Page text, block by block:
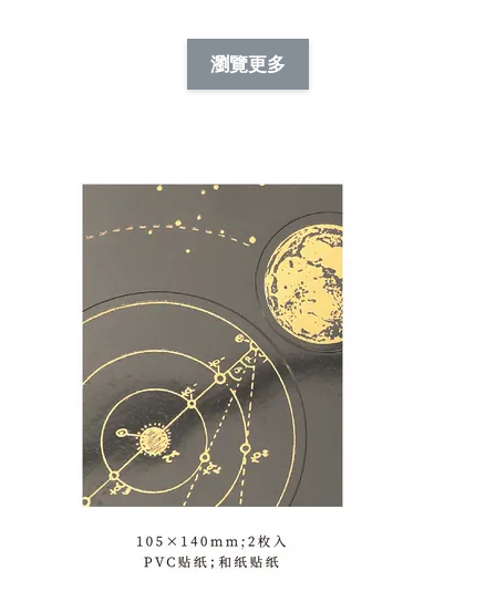
NT$ 19.00
NT$ 66.00
瀏覽更多